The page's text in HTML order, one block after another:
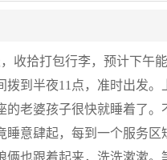
收拾打包行李，预计下午
到半夜11点，准时出发。
老婆孩子很快就睡着了
意肆起，每到一个服务
也跟着起来，洗洗漱漱